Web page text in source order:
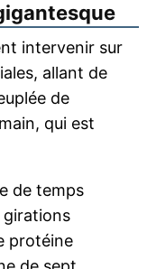
intervenir sur
allant de
de
qui est
de temps
girations
protéine